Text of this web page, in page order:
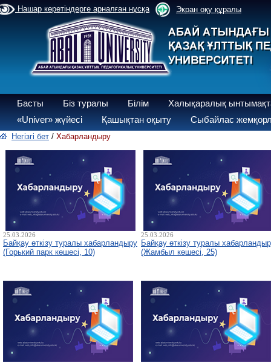
Нашар көретіндерге арналған нұсқа Экран оқу құралы
Басты Біз туралы Білім
Халықаралық
«Univer» жүйесі
Қашықтан оқыту Сыбайлас
Негізгі бет / Хабарландыру
25.03.2026
Байқау өткізу туралы хабарландыру
(Горький парк көшесі, 10)
25.03.2026
Байқау өткізу туралы
(Жамбыл көшесі, 25)